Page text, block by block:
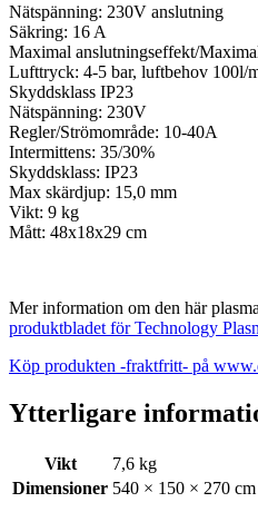
Nätspänning: 230V anslutning
Säkring: 16 A
Maximal anslutningseffekt/
Lufttryck: 4-5 bar, luftbehov 100l/
Skyddsklass IP23
Nätspänning: 230V
Regler/Strömområde: 10-40A
Intermittens: 35/30%
Skyddsklass: IP23
Max skärdjup: 15,0 mm
Vikt: 9 kg
Mått: 48x18x29 cm
Mer information om den här
produktbladet för Technology
Köp produkten -fraktfritt- på
Ytterligare
Vikt
7,6 kg
Dimensioner 540 × 150 × 270 cm